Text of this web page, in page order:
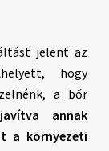
jelent az
hogy
a bőr
annak
a környezeti